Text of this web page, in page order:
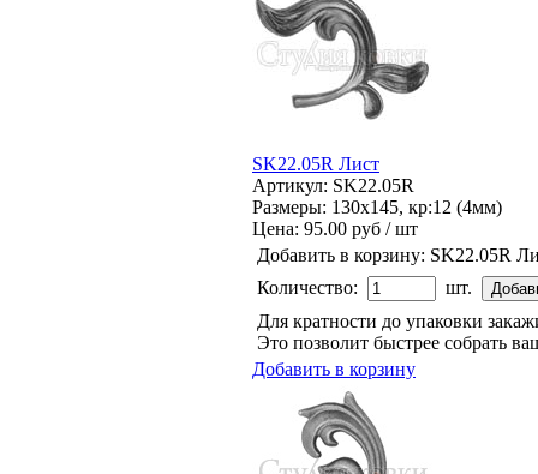
SK22.05R Лист
Артикул: SK22.05R
Размеры: 130x145, кр:12 (4мм)
Цена: 95.00 руб / шт
Добавить в корзину: SK22.05R
Количество:
шт.
Для кратности до упаковки
Это позволит быстрее собрать
Добавить в корзину